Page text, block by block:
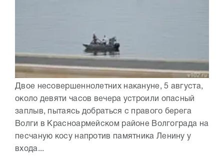
Двое несовершеннолетних накануне, 5 августа,
около девяти часов вечера устроили опасный
заплыв, пытаясь добраться с правого берега
Волги в Красноармейском районе Волгограда на
песчаную косу напротив памятника Ленину у
входа...